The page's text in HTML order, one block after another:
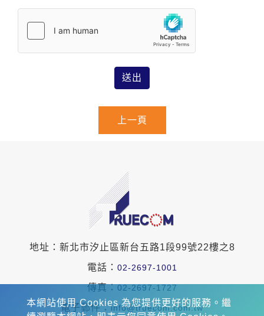
送出
上一頁
本網站使用 Cookies 為您提供更好的服務。繼
地址：新北市汐止區新台五路1段99號22樓之8
電話： 02-2697-1001
傳真：02-2697-1727
電子郵件：info@truecom.com.tw